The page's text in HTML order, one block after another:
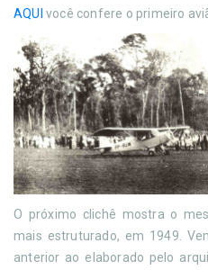
AQUI você confere o primeiro
O próximo clichê mostra o
mais estruturado, em 1949.
anterior ao elaborado pelo